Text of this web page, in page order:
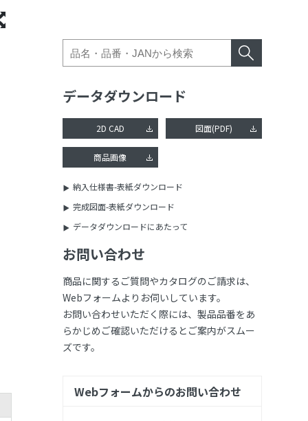
データダウンロード
2D CAD 図面(PDF)
商品画像
納入仕様書-表紙ダウンロード
完成図面-表紙ダウンロード
データダウンロードにあたって
お問い合わせ
商品に関するご質問やカタログのご請求は、
Webフォームよりお伺いしています。
お問い合わせいただく際には、製品品番をあ
らかじめご確認いただけるとご案内がスムー
ズです。
Webフォームからのお問い合わせ